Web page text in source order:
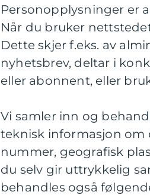
Personopplysninger er
Når du bruker
Dette skjer f.eks. av
nyhetsbrev, deltar i
eller abonnent, eller
Vi samler inn og
teknisk informasjon om
nummer, geografisk
du selv gir uttrykkelig
behandles også